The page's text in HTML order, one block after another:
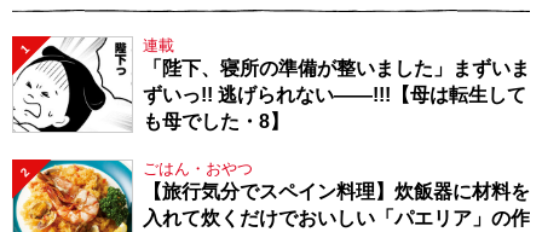
1 連載
「陛下、寝所の準備が整いました」まずいま
ずいっ!! 逃げられない――!!!【母は転生して
も母でした・8】
2 ごはん・おやつ
【旅行気分でスペイン料理】炊飯器に材料を
入れて炊くだけでおいしい「パエリア」の作